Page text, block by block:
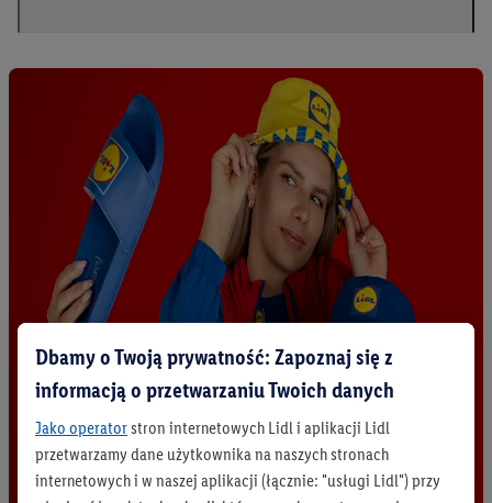
Dbamy o Twoją prywatność: Zapoznaj się z
informacją o przetwarzaniu Twoich danych
Jako operatorstron internetowych Lidl i aplikacji Lidl
przetwarzamy dane użytkownika na naszych stronach
internetowych i w naszej aplikacji (łącznie: "usługi Lidl") przy